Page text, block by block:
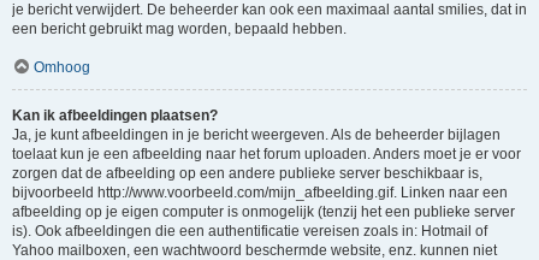
je bericht verwijdert. De beheerder kan ook een maximaal aantal smilies, dat in
een bericht gebruikt mag worden, bepaald hebben.
Omhoog
Kan ik afbeeldingen plaatsen?
Ja, je kunt afbeeldingen in je bericht weergeven. Als de beheerder bijlagen
toelaat kun je een afbeelding naar het forum uploaden. Anders moet je er voor
zorgen dat de afbeelding op een andere publieke server beschikbaar is,
bijvoorbeeld http://www.voorbeeld.com/mijn_afbeelding.gif. Linken naar een
afbeelding op je eigen computer is onmogelijk (tenzij het een publieke server
is). Ook afbeeldingen die een authentificatie vereisen zoals in: Hotmail of
Yahoo mailboxen, een wachtwoord beschermde website, enz. kunnen niet